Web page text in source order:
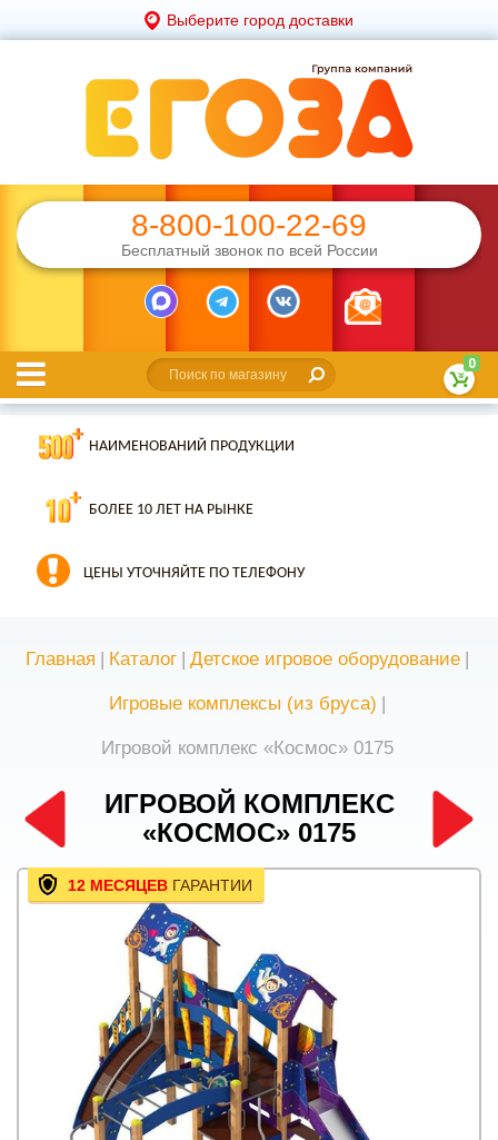
Выберите город доставки
8-800-100-22-69
Бесплатный звонок по всей России
0
НАИМЕНОВАНИЙ ПРОДУКЦИИ
БОЛЕЕ 10 ЛЕТ НА РЫНКЕ
ЦЕНЫ УТОЧНЯЙТЕ ПО ТЕЛЕФОНУ
Главная | Каталог | Детское игровое оборудование |
Игровые комплексы (из бруса) |
Игровой комплекс «Космос» 0175
ИГРОВОЙ КОМПЛЕКС
«КОСМОС» 0175
12 МЕСЯЦЕВ ГАРАНТИИ